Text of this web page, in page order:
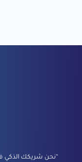
“نحن شريكك الذكي